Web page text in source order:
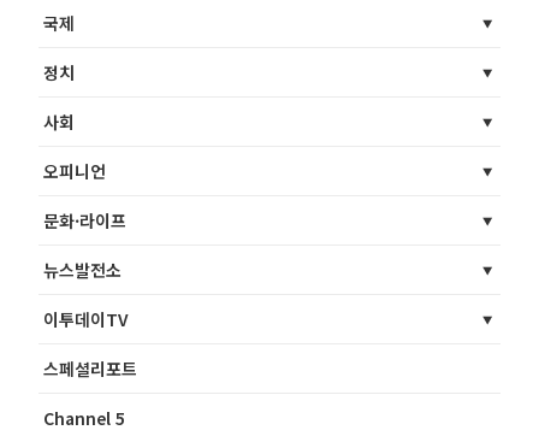
국제
정치
사회
오피니언
문화·라이프
뉴스발전소
이투데이TV
스페셜리포트
Channel 5